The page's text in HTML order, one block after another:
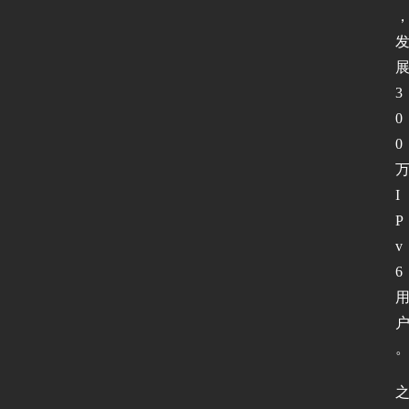
，
发
展
3
0
0
万
I
P
v
6
用
户
。
之